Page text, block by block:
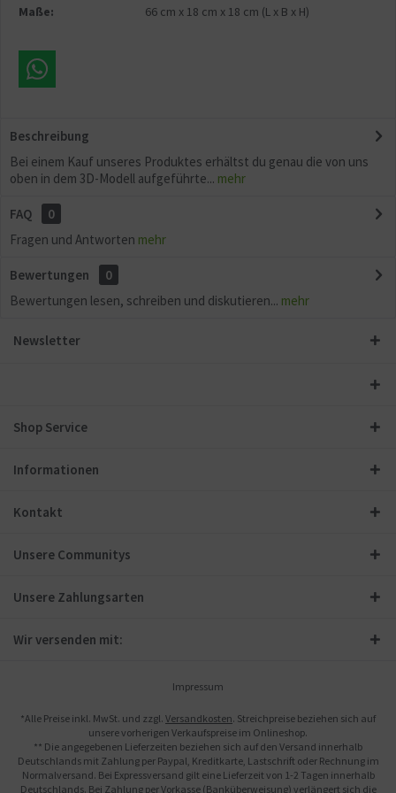
Maße:
66 cm x 18 cm x 18 cm (L x B x H)
Beschreibung
Bei einem Kauf unseres Produktes erhältst du genau die von uns
oben in dem 3D-Modell aufgeführte... mehr
FAQ
0
Fragen und Antworten mehr
Bewertungen
0
Bewertungen lesen, schreiben und diskutieren... mehr
Newsletter
Shop Service
Informationen
Kontakt
Unsere Communitys
Unsere Zahlungsarten
Wir versenden mit:
Impressum
*Alle Preise inkl. MwSt. und zzgl. Versandkosten. Streichpreise beziehen sich auf
unsere vorherigen Verkaufspreise im Onlineshop.
** Die angegebenen Lieferzeiten beziehen sich auf den Versand innerhalb
Deutschlands mit Zahlung per Paypal, Kreditkarte, Lastschrift oder Rechnung im
Normalversand. Bei Expressversand gilt eine Lieferzeit von 1-2 Tagen innerhalb
Deutschlands. Bei Zahlung per Vorkasse (Banküberweisung) verlängert sich die